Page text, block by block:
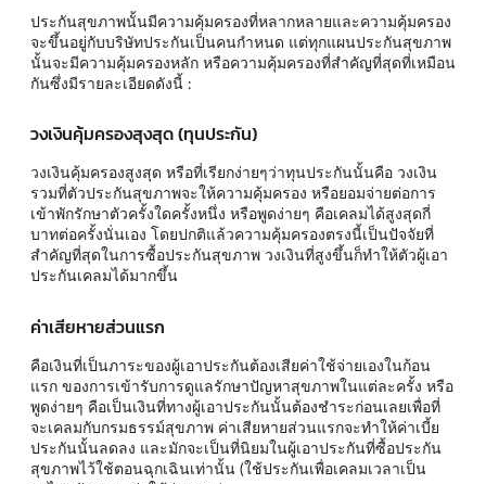
ประกันสุขภาพนั้นมีความคุ้มครองที่หลากหลายและความคุ้มครอง
จะขึ้นอยู่กับบริษัทประกันเป็นคนกำหนด แต่ทุกแผนประกันสุขภาพ
นั้นจะมีความคุ้มครองหลัก หรือความคุ้มครองที่สำคัญที่สุดที่เหมือน
กันซึ่งมีรายละเอียดดังนี้ :
วงเงินคุ้มครองสุงสุด (ทุนประกัน)
วงเงินคุ้มครองสูงสุด หรือที่เรียกง่ายๆว่าทุนประกันนั้นคือ วงเงิน
รวมที่ตัวประกันสุขภาพจะให้ความคุ้มครอง หรือยอมจ่ายต่อการ
เข้าพักรักษาตัวครั้งใดครั้งหนึ่ง หรือพูดง่ายๆ คือเคลมได้สูงสุดกี่
บาทต่อครั้งนั่นเอง โดยปกติแล้วความคุ้มครองตรงนี้เป็นปัจจัยที่
สำคัญที่สุดในการซื้อประกันสุขภาพ วงเงินที่สูงขึ้นก็ทำให้ตัวผู้เอา
ประกันเคลมได้มากขึ้น
ค่าเสียหายส่วนแรก
คือเงินที่เป็นภาระของผู้เอาประกันต้องเสียค่าใช้จ่ายเองในก้อน
แรก ของการเข้ารับการดูแลรักษาปัญหาสุขภาพในแต่ละครั้ง หรือ
พูดง่ายๆ คือเป็นเงินที่ทางผู้เอาประกันนั้นต้องชำระก่อนเลยเพื่อที่
จะเคลมกับกรมธรรม์สุขภาพ ค่าเสียหายส่วนแรกจะทำให้ค่าเบี้ย
ประกันนั้นลดลง และมักจะเป็นที่นิยมในผู้เอาประกันที่ซื้อประกัน
สุขภาพไว้ใช้ตอนฉุกเฉินเท่านั้น (ใช้ประกันเพื่อเคลมเวลาเป็น